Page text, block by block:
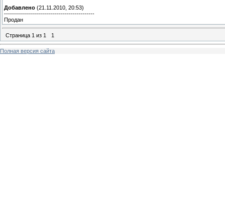
Добавлено (21.11.2010, 20:53)
---------------------------------------------
Продан
Страница 1 из 1 1
Полная версия сайта